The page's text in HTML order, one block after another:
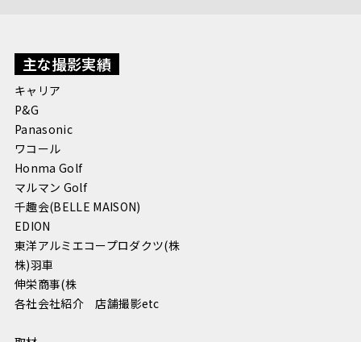
主な撮影実績
キャリア
P&G
Panasonic
ワコール
Honma Golf
マルマン Golf
千趣会(BELLE MAISON)
EDION
東洋アルミエコープロダクツ(株
株)羽車
伸栄商事(株
各社会社紹介 店舗撮影etc